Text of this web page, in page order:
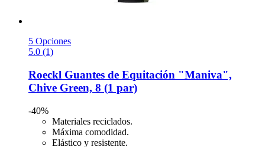
5 Opciones
5.0 (1)
Roeckl Guantes de Equitación "Maniva",
Chive Green, 8 (1 par)
-40%
Materiales reciclados.
Máxima comodidad.
Elástico y resistente.